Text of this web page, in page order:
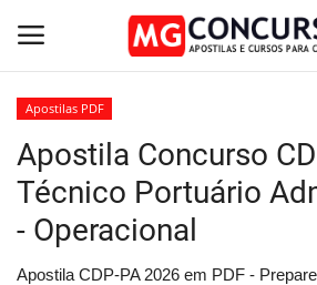
Home
Apostilas PDF
Apostila Impressa
Apostilas PDF
Apostila Concurso
Técnico Portuário
- Operacional
Apostila CDP-PA 2026 em PDF -